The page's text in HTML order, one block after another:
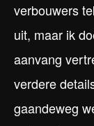
verbouwers
uit, maar ik
aanvang
verdere
gaandeweg